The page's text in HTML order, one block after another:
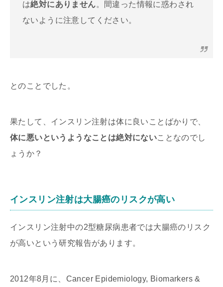
は絶対にありません。間違った情報に惑わされ
ないように注意してください。
とのことでした。
果たして、インスリン注射は体に良いことばかりで、
体に悪いというようなことは絶対にないことなのでし
ょうか？
インスリン注射は大腸癌のリスクが高い
インスリン注射中の2型糖尿病患者では大腸癌のリスク
が高いという研究報告があります。
2012年8月に、Cancer Epidemiology, Biomarkers &